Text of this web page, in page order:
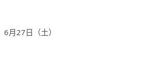
月27日（土）